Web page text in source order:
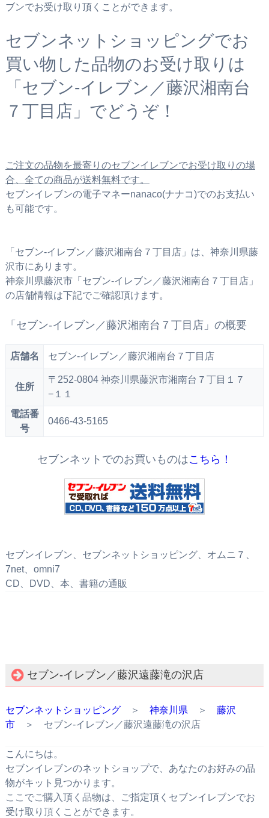
ブンでお受け取り頂くことができます。
セブンネットショッピングでお
買い物した品物のお受け取りは
「セブン‐イレブン／藤沢湘南台
７丁目店」でどうぞ！
ご注文の品物を最寄りのセブンイレブンでお受け取りの場
合、全ての商品が送料無料です。
セブンイレブンの電子マネーnanaco(ナナコ)でのお支払い
も可能です。
「セブン‐イレブン／藤沢湘南台７丁目店」は、神奈川県藤
沢市にあります。
神奈川県藤沢市「セブン‐イレブン／藤沢湘南台７丁目店」
の店舗情報は下記でご確認頂けます。
「セブン‐イレブン／藤沢湘南台７丁目店」の概要
店舗名 セブン‐イレブン／藤沢湘南台７丁目店
住所
〒252-0804 神奈川県藤沢市湘南台７丁目１７
−１１
電話番
号
0466-43-5165
セブンネットでのお買いものはこちら！
セブンイレブン、セブンネットショッピング、オムニ７、
7net、omni7
CD、DVD、本、書籍の通販
セブン‐イレブン／藤沢遠藤滝の沢店
セブンネットショッピング＞ 神奈川県 ＞ 藤沢
市＞ セブン‐イレブン／藤沢遠藤滝の沢店
こんにちは。
セブンイレブンのネットショップで、あなたのお好みの品
物がキット見つかります。
ここでご購入頂く品物は、ご指定頂くセブンイレブンでお
受け取り頂くことができます。